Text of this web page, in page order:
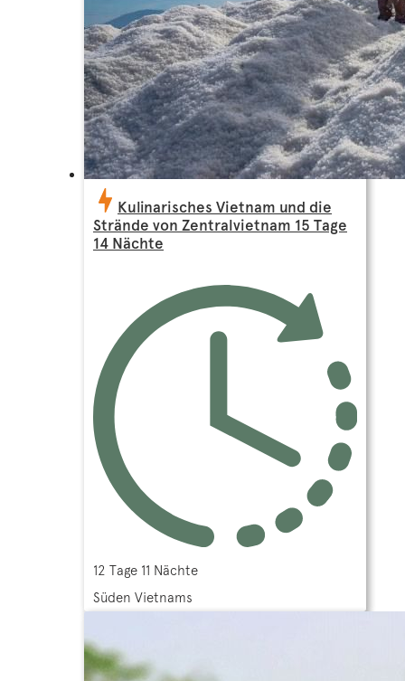
Kulinarisches Vietnam und die
Strände von Zentralvietnam 15 Tage
14 Nächte
12 Tage 11 Nächte
Süden Vietnams